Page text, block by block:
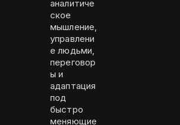
аналитиче
ское
мышление,
управлени
е людьми,
переговор
ы и
адаптация
под
быстро
меняющие